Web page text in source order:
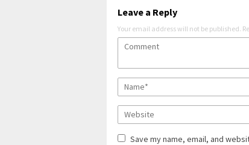
Leave a Reply
Your email address will not be published.
Save my name, email, and